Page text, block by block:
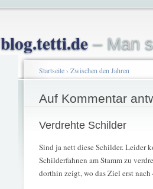
blog.tetti.de– Man
Startseite› Zwischen den Jahren
Auf Kommentar
Verdrehte Schilder
Sind ja nett diese Schilder. Leider
Schilderfahnen am Stamm zu
dorthin zeigt, wo das Ziel erst